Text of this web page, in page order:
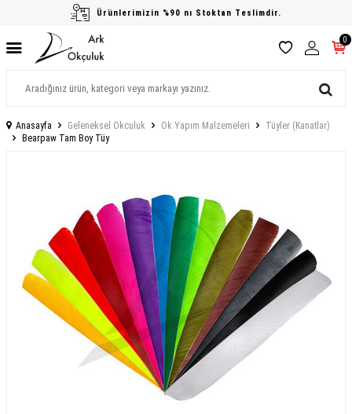
Ürünlerimizin %90 nı Stoktan Teslimdir.
0
Anasayfa Geleneksel Okculuk Ok Yapım Malzemeleri
Tüyler (Kanatlar)
Bearpaw Tam Boy Tüy